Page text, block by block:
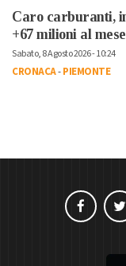
Caro carburanti,
+67 milioni al
Sabato, 8 Agosto 2026 - 10:24
CRONACA-PIEMONTE